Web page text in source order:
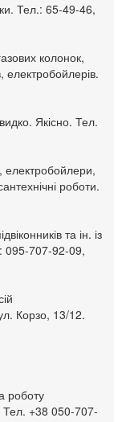
Тел.: 65-49-46,
колонок,
електробойлерів.
Якісно. Тел.
роботи.
та ін. із
095-707-92-09,
Корзо, 13/12.
роботу
Тел. +38 050-707-